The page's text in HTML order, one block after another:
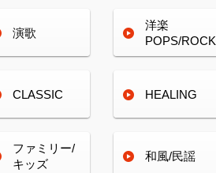
演歌
洋楽
POPS/ROCK
CLASSIC HEALING
ファミリー/
キッズ
和風/民謡